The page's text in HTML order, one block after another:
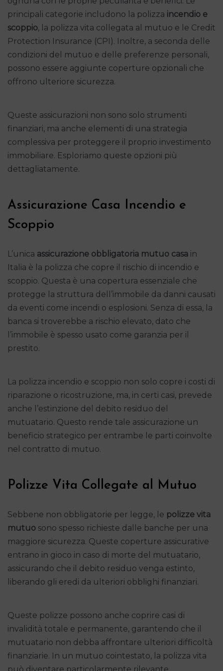
principali categorie includono la polizza incendio e
scoppio, la polizza vita collegata al mutuo e le Credit
Protection Insurance (CPI). Inoltre, a seconda delle
condizioni del mutuo e delle preferenze personali,
possono essere aggiunte coperture opzionali che
offrono ulteriore sicurezza.
Queste assicurazioni non sono solo strumenti
finanziari, ma anche elementi di una strategia
complessiva per proteggere il proprio investimento
immobiliare. Esploriamo queste opzioni più
dettagliatamente.
Assicurazione Casa Incendio e
Scoppio
L’unica assicurazione obbligatoria mutuo casa in
Italia è la polizza che copre il rischio di incendio e
scoppio. Questa è una copertura essenziale che
protegge la struttura dell’immobile da danni causati
da eventi come incendi o esplosioni. Senza di essa, la
banca si troverebbe a rischio elevato, dato che
l’immobile è spesso usato come garanzia per il
prestito.
La polizza incendio e scoppio non solo copre i costi di
riparazione o ricostruzione, ma, in certi casi, prevede
anche l’estinzione del debito residuo del
mutuatario. Questo rende tale assicurazione un
beneficio strategico per entrambe le parti coinvolte
nel contratto di mutuo.
Polizze Vita Collegate al Mutuo
Sebbene non obbligatorie per legge, le polizze vita
mutuo sono spesso richieste dalle banche per una
maggiore sicurezza. Queste coperture assicurative
entrano in gioco in caso di morte del mutuatario,
assicurando che il debito residuo venga estinto,
liberando gli eredi da ulteriori obblighi finanziari.
Queste polizze possono anche coprire casi di
invalidità totale e permanente, garantendo che il
mutuatario non debba affrontare ulteriori difficoltà
finanziarie. In un mutuo cointestato, la polizza vita
può diventare particolarmente rilevante,